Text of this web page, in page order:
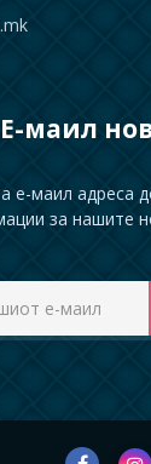
Е-маил
е-маил адреса
за нашите